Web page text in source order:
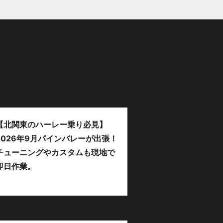
【北関東のハーレー乗り必見】
年9月パインバレーが出張！
ューニングやカスタムも現地で
日作業。